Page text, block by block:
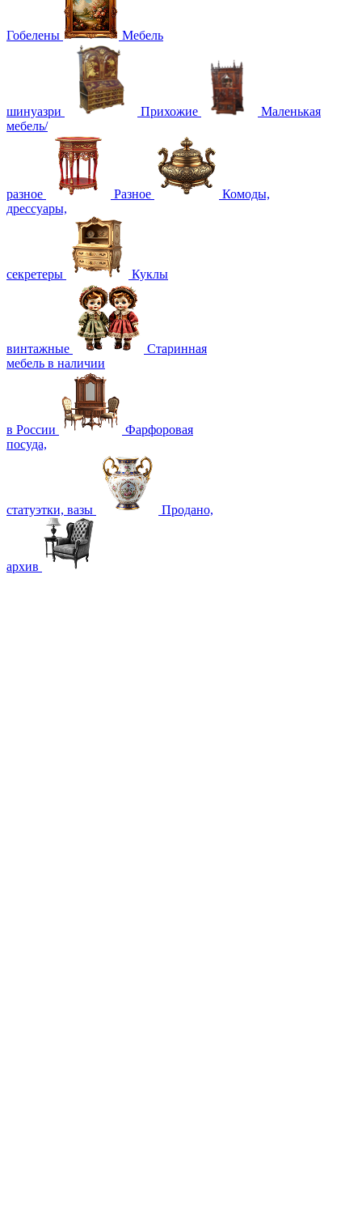
Гобелены Мебель
шинуазри Прихожие
Маленькая
мебель/
разное Разное
Комоды,
дрессуары,
секретеры Куклы
винтажные
Старинная
мебель в наличии
в России
Фарфоровая
посуда,
статуэтки, вазы Продано,
архив